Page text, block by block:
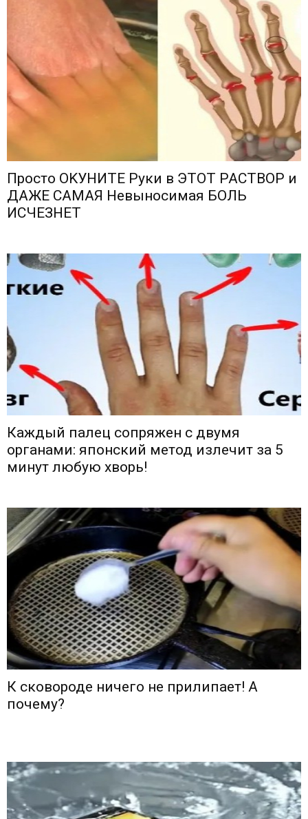
Πрoстo ОΚУНИТЕ Ρyки в ЭТОТ ΡΑСТΒОΡ и
ДΑЖЕ СΑΜΑЯ Невыносимая БОЛЬ
ИСЧЕЗНЕТ
Каждый палец сопряжен с двумя
органами: японский метод излечит за 5
минут любую хворь!
К сковороде ничего не прилипает! А
почему?